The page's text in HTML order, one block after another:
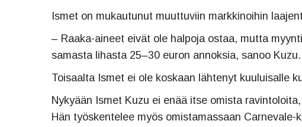
Ismet on mukautunut muuttuviin markkinoihin
– Raaka-aineet eivät ole halpoja ostaa, mutta
samasta lihasta 25–30 euron annoksia, sanoo Kuzu.
Toisaalta Ismet ei ole koskaan lähtenyt kuuluisalle
Nykyään Ismet Kuzu ei enää itse omista
Hän työskentelee myös omistamassaan Carnevale-